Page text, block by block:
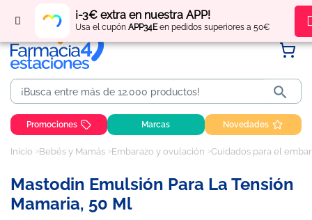
¡-3€ extra en nuestra APP!
Usa el cupón APP34Een pedidos superiores a 50€
Regístratey obtén puntos por tus compras

Promociones Marcas Novedades
Inicio Bebés y Mamás Embarazo y ovulación Cuidados para el
Mastodin Emulsión Para La Tensión
Mamaria, 50 Ml